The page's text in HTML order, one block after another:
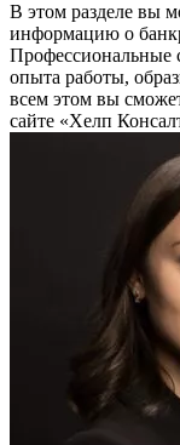
В этом разделе вы
информацию о
Профессиональные
опыта работы,
всем этом вы
сайте «Хелп